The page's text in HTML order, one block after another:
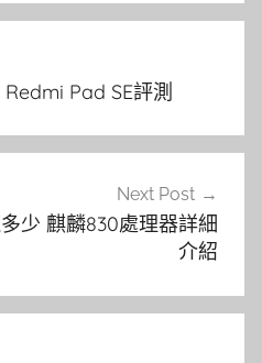
Pad SE評測
Next Post
少 麒麟830處理器詳細
介紹